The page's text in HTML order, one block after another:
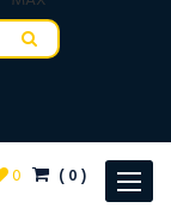
Toggle
0 (0)